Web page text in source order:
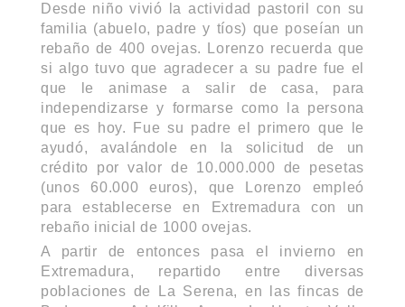
Desde niño vivió la actividad pastoril con su
familia (abuelo, padre y tíos) que poseían un
rebaño de 400 ovejas. Lorenzo recuerda que
si algo tuvo que agradecer a su padre fue el
que le animase a salir de casa, para
independizarse y formarse como la persona
que es hoy. Fue su padre el primero que le
ayudó, avalándole en la solicitud de un
crédito por valor de 10.000.000 de pesetas
(unos 60.000 euros), que Lorenzo empleó
para establecerse en Extremadura con un
rebaño inicial de 1000 ovejas.
A partir de entonces pasa el invierno en
Extremadura, repartido entre diversas
poblaciones de La Serena, en las fincas de